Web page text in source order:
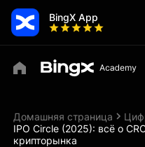
BingX App
Домашняя страница
IPO Circle (2025): всё о
крипторынка